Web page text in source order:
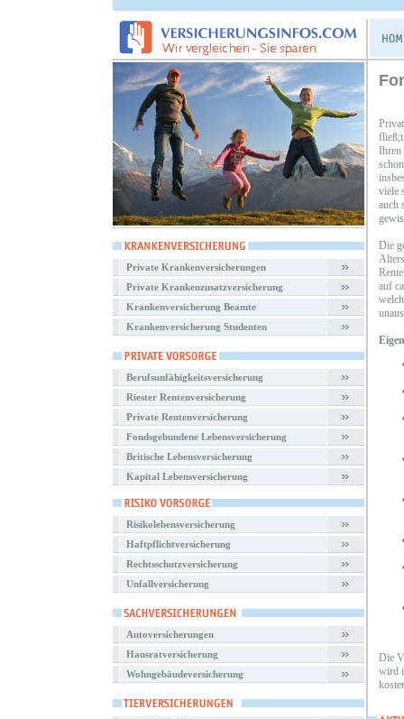
Private Krankenversicherungen
Private Krankenzusatzversicherung
Krankenversicherung Beamte
Krankenversicherung Studenten
Berufsunfähigkeitsversicherung
Riester Rentenversicherung
Private Rentenversicherung
Fondsgebundene Lebensversicherung
Britische Lebensversicherung
Kapital Lebensversicherung
Risikolebensversicherung
Haftpflichtversicherung
Rechtsschutzversicherung
Unfallversicherung
Autoversicherungen
Hausratversicherung
Wohngebäudeversicherung
fließ;t
Ihren
viele
auch
Die
auf
Die
wird